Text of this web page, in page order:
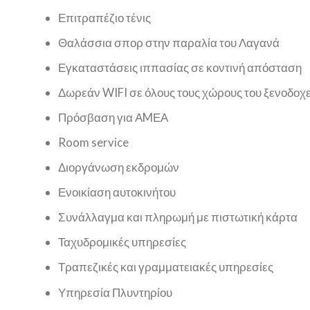
Επιτραπέζιο τένις
Θαλάσσια σπορ στην παραλία του Λαγανά
Εγκαταστάσεις ιππασίας σε κοντινή απόσταση
Δωρεάν WIFI σε όλους τους χώρους του
Πρόσβαση για ΑMΕΑ
Room service
Διοργάνωση εκδρομών
Ενοικίαση αυτοκινήτου
Συνάλλαγμα και πληρωμή με πιστωτική κάρτα
Ταχυδρομικές υπηρεσίες
Τραπεζικές και γραμματειακές υπηρεσίες
Υπηρεσία Πλυντηρίου